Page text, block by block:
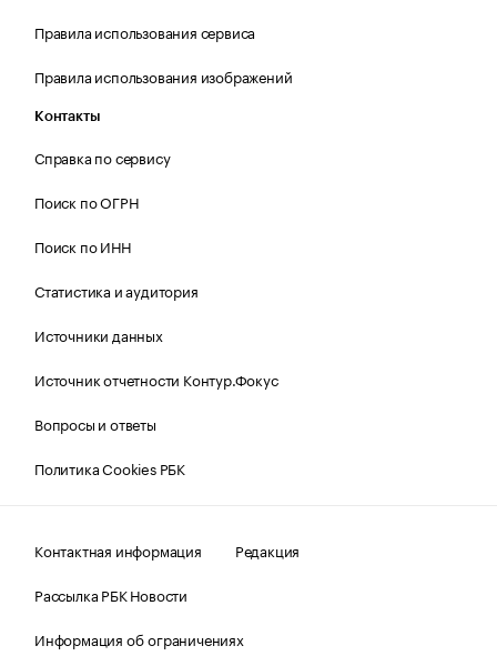
Правила использования сервиса
Правила использования изображений
Контакты
Справка по сервису
Поиск по ОГРН
Поиск по ИНН
Статистика и аудитория
Источники данных
Источник отчетности Контур.Фокус
Вопросы и ответы
Политика Cookies РБК
Контактная информация
Редакция
Рассылка РБК Новости
Информация об ограничениях